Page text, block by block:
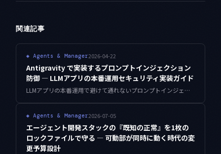
関連記事
◈ Agents & Manager2026-04-22
Antigravity で実装するプロンプトインジェクション
防御 — LLMアプリの本番運用セキュリティ実装ガイド
LLMアプリの本番運用で避けて通れないプロンプトインジェクション対策を、Antigravityで動く実装コード付きで体系化。直接・間接・多段攻撃への多層防御を一本の記事で完結させます。
◈ Agents & Manager2026-07-05
エージェント開発スタックの『既知の正常』を1枚の
ロックファイルで守る — 可動部が同時に動く時代の変
更予算設計